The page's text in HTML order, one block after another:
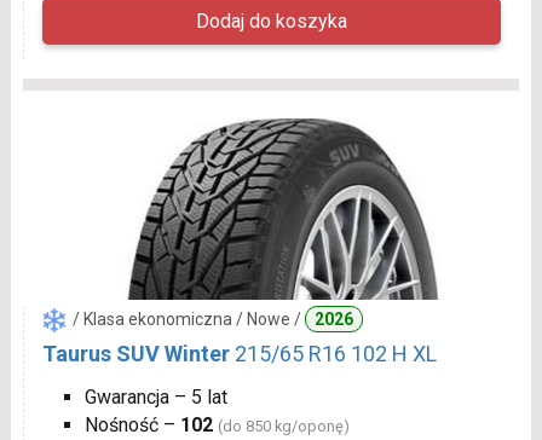
/ Klasa ekonomiczna / Nowe / 2026
Taurus SUV Winter 215/65 R16 102 H XL
Gwarancja – 5 lat
Nośność – 102 (do 850 kg/oponę)